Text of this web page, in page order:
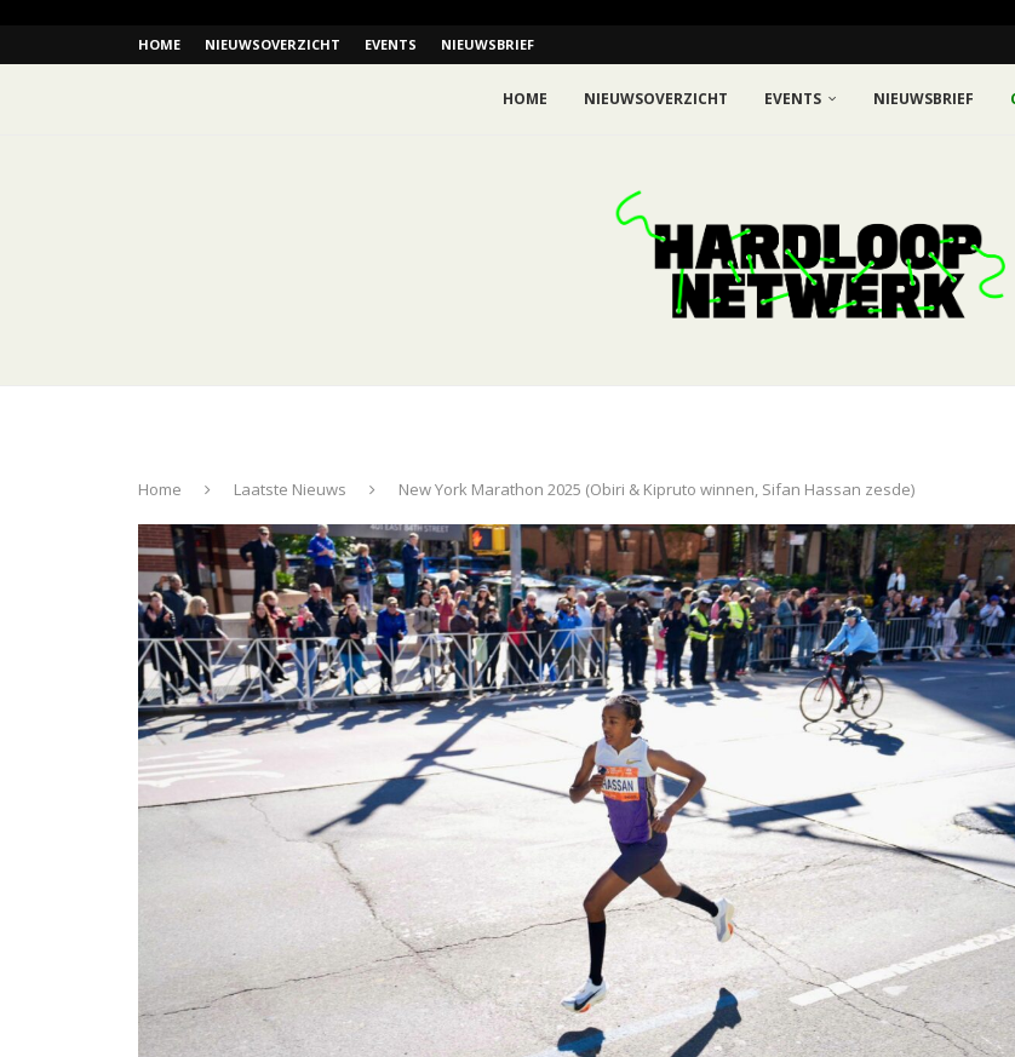
HOME NIEUWSOVERZICHT EVENTS NIEUWSBRIEF
HOME NIEUWSOVERZICHT EVENTS NIEUWSBRIEF
Home Laatste Nieuws New York Marathon 2025 (Obiri & Kipruto winnen, Sifan Hassan zesde)